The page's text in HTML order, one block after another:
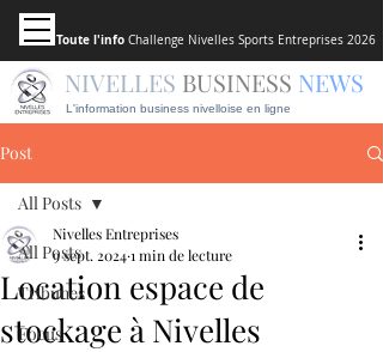
Toute l'info Challenge Nivelles Sports Entreprises 2026
L'information business nivelloise en ligne
NIVELLES BUSINESS NEWS
Post
All Posts
Tribunes
Focus
All Posts
Location espace de
stockage à Nivelles
Nivelles Entreprises
9 sept. 20241 min de lecture